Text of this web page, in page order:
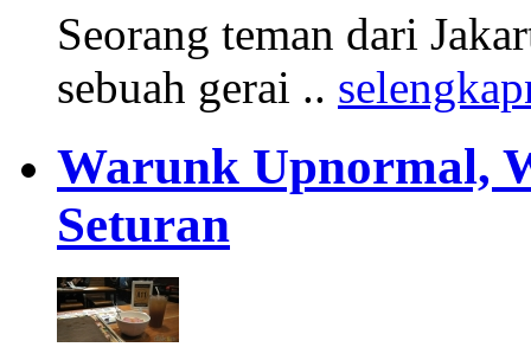
Seorang teman dari
sebuah gerai ..
Warunk Upnormal,
Seturan